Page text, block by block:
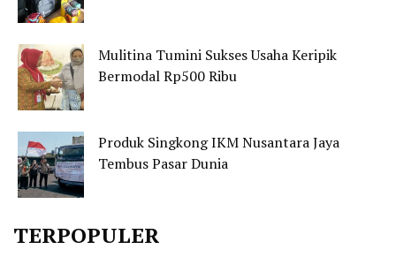
Mulitina Tumini Sukses Usaha Keripik
Bermodal Rp500 Ribu
Produk Singkong IKM Nusantara Jaya
Tembus Pasar Dunia
TERPOPULER